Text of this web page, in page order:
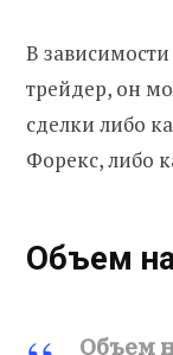
В
трейдер, он
сделки либо
Форекс, либо
Объем
Объем